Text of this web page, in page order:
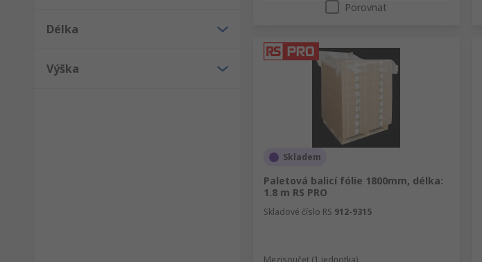
Délka
Výška
Porovnat
Skladem
Paletová balicí fólie 1800mm, délka:
1.8 m RS PRO
Skladové číslo RS 912-9315
Mezisoučet (1 jednotka)